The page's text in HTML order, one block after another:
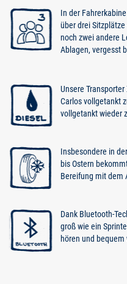
In der
über drei
noch zwei andere
Ablagen, vergesst
Unsere
Carlos vollgetankt
vollgetankt wieder
Insbesondere in
bis Ostern
Bereifung mit dem
Dank Bluetooth-
groß wie ein
hören und